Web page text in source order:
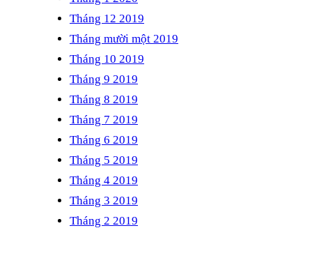
Tháng 12 2019
Tháng mười một 2019
Tháng 10 2019
Tháng 9 2019
Tháng 8 2019
Tháng 7 2019
Tháng 6 2019
Tháng 5 2019
Tháng 4 2019
Tháng 3 2019
Tháng 2 2019